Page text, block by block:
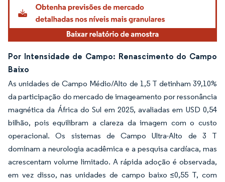
Por Intensidade de Campo: Renascimento do Campo
Baixo
As unidades de Campo Médio/Alto de 1,5 T detinham 39,10%
da participação do mercado de imageamento por ressonância
magnética da África do Sul em 2025, avaliadas em USD 0,54
bilhão, pois equilibram a clareza da imagem com o custo
operacional. Os sistemas de Campo Ultra-Alto de 3 T
dominam a neurologia acadêmica e a pesquisa cardíaca, mas
acrescentam volume limitado. A rápida adoção é observada,
em vez disso, nas unidades de campo baixo ≤0,55 T, com